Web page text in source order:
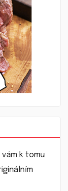
k tomu